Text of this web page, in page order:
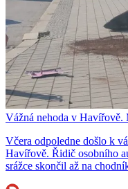
Vážná nehoda v
Včera odpoledne došlo k
Havířově. Řidič osobního
srážce skončil až na